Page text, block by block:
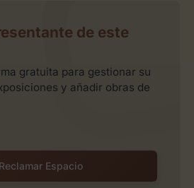
de este
gratuita para gestionar su
y añadir obras de
Espacio